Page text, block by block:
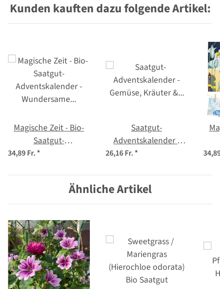
Kunden kauften dazu folgende Artikel:
Magische Zeit - Bio-
Saatgut-
Adventskalender -
Kräuterwelt
34,89 Fr.*
Saatgut-
Adventskalender -
Gemüse, Kräuter &
26,16 Fr.*
Ähnliche Artikel